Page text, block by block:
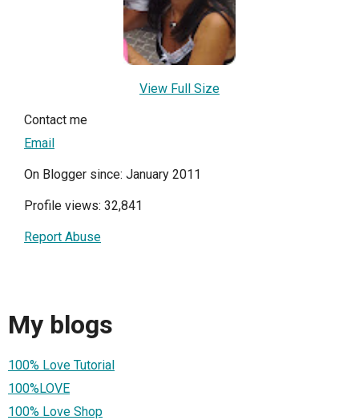
View Full Size
Contact me
Email
On Blogger since: January 2011
Profile views: 32,841
Report Abuse
My blogs
100% Love Tutorial
100%LOVE
100% Love Shop